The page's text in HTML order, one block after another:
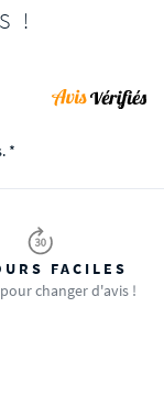
!
*
FACILES
changer d'avis !